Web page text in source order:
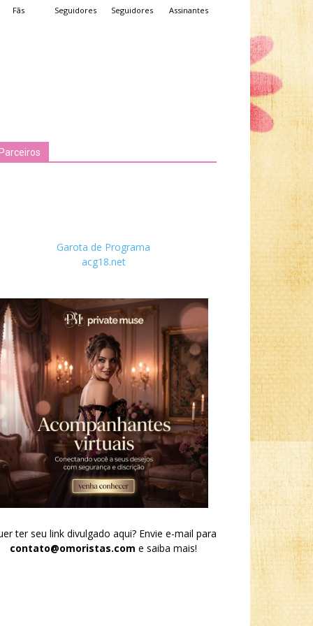
Fãs Seguidores Seguidores Assinantes
Garota de Programa
acg18.net
ter seu link divulgado aqui? Envie e-mail para
contato@omoristas.com e saiba mais!